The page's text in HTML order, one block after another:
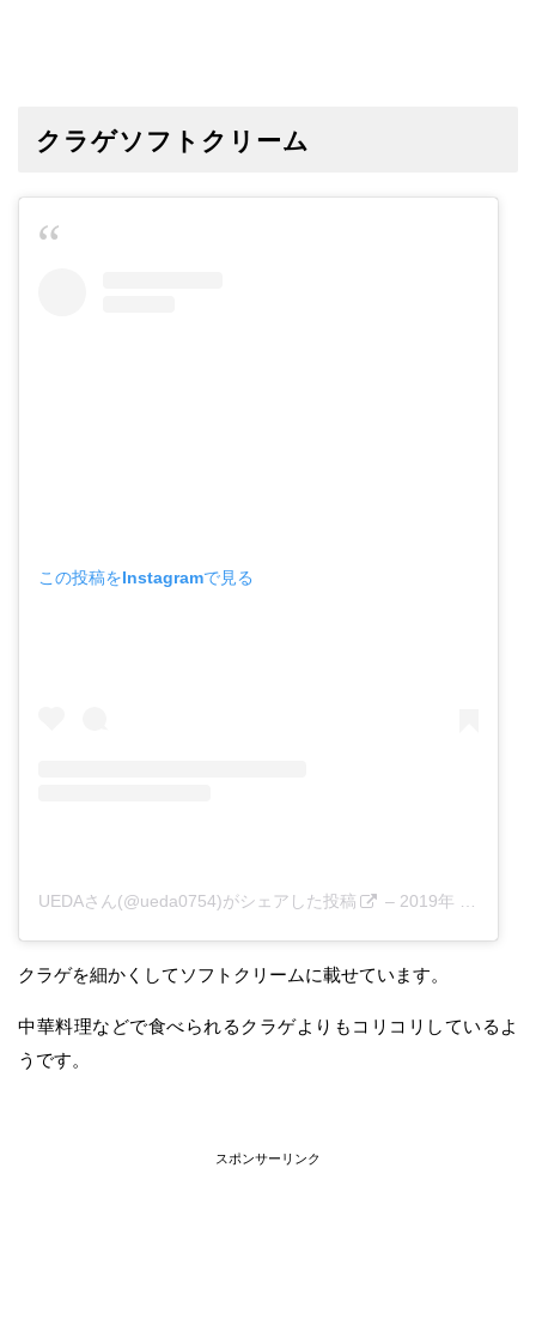
クラゲソフトクリーム
この投稿をInstagramで見る
UEDAさん(@ueda0754)がシェアした投稿 – 2019年 7月月3日午前12時45分PDT
クラゲを細かくしてソフトクリームに載せています。
中華料理などで食べられるクラゲよりもコリコリしているよ
うです。
スポンサーリンク